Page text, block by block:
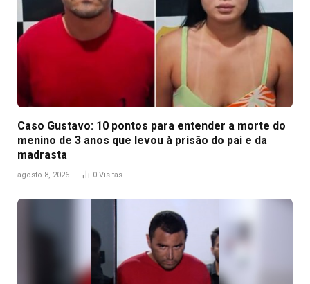
Caso Gustavo: 10 pontos para entender a morte do
menino de 3 anos que levou à prisão do pai e da
madrasta
agosto 8, 2026 0 Visitas